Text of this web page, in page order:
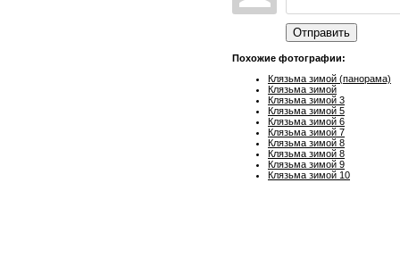
Отправить
Похожие фотографии:
Клязьма зимой (панорама)
Клязьма зимой
Клязьма зимой 3
Клязьма зимой 5
Клязьма зимой 6
Клязьма зимой 7
Клязьма зимой 8
Клязьма зимой 8
Клязьма зимой 9
Клязьма зимой 10